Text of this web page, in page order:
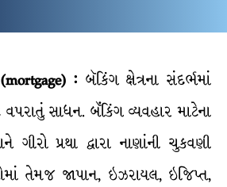
: બૅકિંગ ક્ષેત્રના સંદર્ભમાં
વપરાતું સાધન. બૅંકિંગ વ્યવહાર માટેના
ગીરો પ્રથા દ્વારા નાણાંની ચુકવણી
તેમજ જાપાન, ઇઝરાયલ, ઇજિપ્ત,